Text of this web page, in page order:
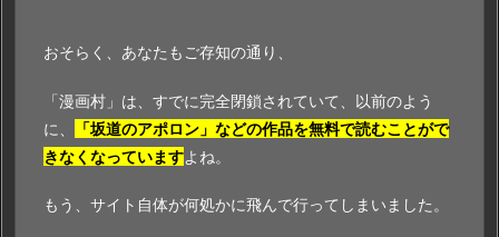
おそらく、あなたもご存知の通り、
「漫画村」は、すでに完全閉鎖されていて、以前のよう
に、
「坂道のアポロン」などの作品を無料で読むことがで
きなくなっていますよね。
もう、サイト自体が何処かに飛んで行ってしまいました。